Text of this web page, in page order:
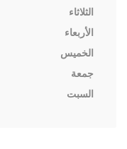
الثلاثاء
الأربعاء
الخميس
جمعة
السبت